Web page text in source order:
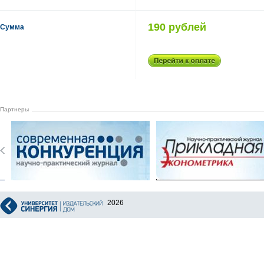
Сумма 190 рублей
Партнеры
2026